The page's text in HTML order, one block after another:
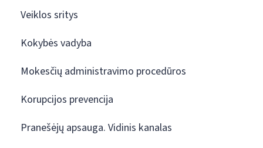
Veiklos sritys
Kokybės vadyba
Mokesčių administravimo procedūros
Korupcijos prevencija
Pranešėjų apsauga. Vidinis kanalas